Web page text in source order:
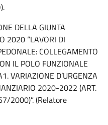
DELLA GIUNTA
2020 “LAVORI DI
COLLEGAMENTO
IL POLO FUNZIONALE
VARIAZIONE D’URGENZA
2020-2022 (ART.
2000)”. (Relatore